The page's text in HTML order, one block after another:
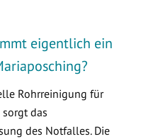
eigentlich ein
Rohrreinigung für
das
des Notfalles. Die